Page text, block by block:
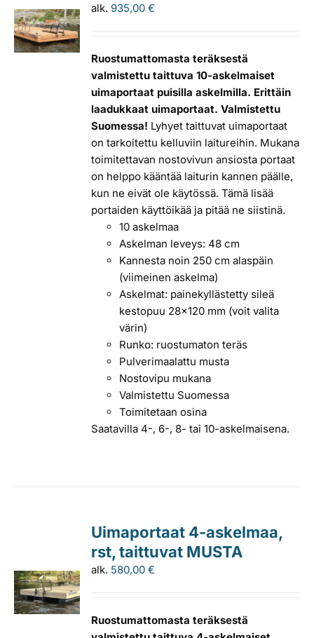
alk. 935,00€
Ruostumattomasta teräksestä
valmistettu taittuva 10-askelmaiset
uimaportaat puisilla askelmilla. Erittäin
laadukkaat uimaportaat. Valmistettu
Suomessa! Lyhyet taittuvat uimaportaat
on tarkoitettu kelluviin laitureihin. Mukana
toimitettavan nostovivun ansiosta portaat
on helppo kääntää laiturin kannen päälle,
kun ne eivät ole käytössä. Tämä lisää
portaiden käyttöikää ja pitää ne siistinä.
10 askelmaa
Askelman leveys: 48 cm
Kannesta noin 250 cm alaspäin
(viimeinen askelma)
Askelmat: painekyllästetty sileä
kestopuu 28x120 mm (voit valita
värin)
Runko: ruostumaton teräs
Pulverimaalattu musta
Nostovipu mukana
Valmistettu Suomessa
Toimitetaan osina
Saatavilla 4-, 6-, 8- tai 10-askelmaisena.
Uimaportaat 4-askelmaa,
rst, taittuvat MUSTA
alk. 580,00€
Ruostumattomasta teräksestä